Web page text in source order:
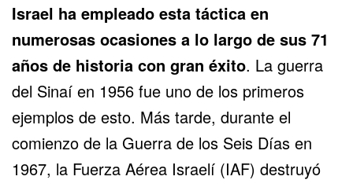
Israel ha empleado esta táctica en
numerosas ocasiones a lo largo de sus 71
años de historia con gran éxito. La guerra
del Sinaí en 1956 fue uno de los primeros
ejemplos de esto. Más tarde, durante el
comienzo de la Guerra de los Seis Días en
1967, la Fuerza Aérea Israelí (IAF) destruyó